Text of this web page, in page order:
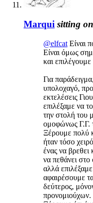
Marqui sitting
@elfcat Είναι
Είναι όμως
και
Για
υπολοχαγό,
εκτελέσεις
επιλέξαμε να
την στολή του
ομοφώνως
Ξέρουμε πολύ
ήταν τόσο
ένας να
να πεθάνει στο
αλλά
αφαιρέσουμε
δεύτερος,
προνομιούχων.